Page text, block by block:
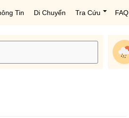
Tin Di Chuyển Tra Cứu FAQ